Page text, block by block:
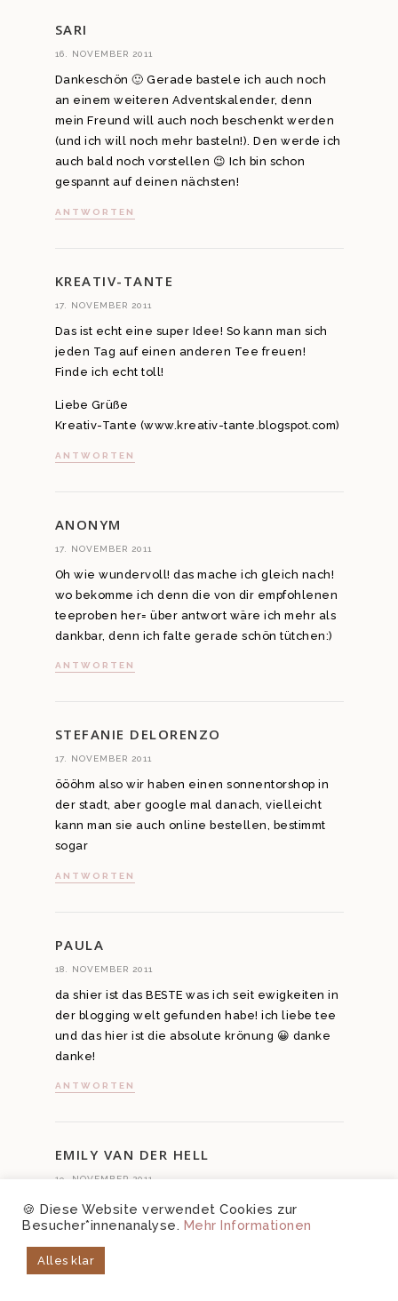
SARI
16. NOVEMBER 2011
Dankeschön 🙂 Gerade bastele ich auch noch
an einem weiteren Adventskalender, denn
mein Freund will auch noch beschenkt werden
(und ich will noch mehr basteln!). Den werde ich
auch bald noch vorstellen 😉 Ich bin schon
gespannt auf deinen nächsten!
ANTWORTEN
KREATIV-TANTE
17. NOVEMBER 2011
Das ist echt eine super Idee! So kann man sich
jeden Tag auf einen anderen Tee freuen!
Finde ich echt toll!
Liebe Grüße
Kreativ-Tante (www.kreativ-tante.blogspot.com)
ANTWORTEN
ANONYM
17. NOVEMBER 2011
Oh wie wundervoll! das mache ich gleich nach!
wo bekomme ich denn die von dir empfohlenen
teeproben her= über antwort wäre ich mehr als
dankbar, denn ich falte gerade schön tütchen:)
ANTWORTEN
STEFANIE DELORENZO
17. NOVEMBER 2011
öööhm also wir haben einen sonnentorshop in
der stadt, aber google mal danach, vielleicht
kann man sie auch online bestellen, bestimmt
sogar
ANTWORTEN
PAULA
18. NOVEMBER 2011
da shier ist das BESTE was ich seit ewigkeiten in
der blogging welt gefunden habe! ich liebe tee
und das hier ist die absolute krönung 😀 danke
danke!
ANTWORTEN
EMILY VAN DER HELL
19. NOVEMBER 2011
Ich habe auch einen Teekalender für meine
Schwester und meine Mutter gebastelt. 😉
ANTWORTEN
🍪 Diese Website verwendet Cookies zur
Besucher*innenanalyse. Mehr Informationen
Alles klar